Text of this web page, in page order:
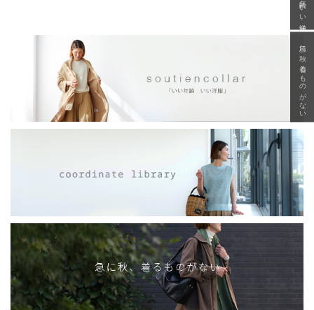
急に秋、着るものがない